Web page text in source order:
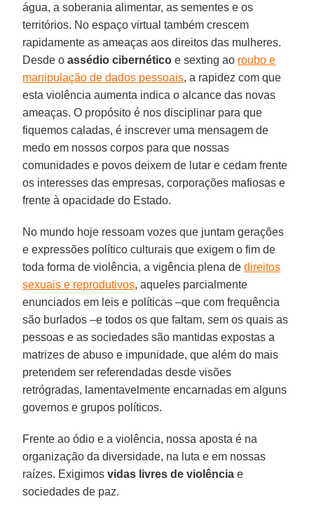
água, a soberania alimentar, as sementes e os
territórios. No espaço virtual também crescem
rapidamente as ameaças aos direitos das mulheres.
Desde oassédio cibernético e sexting ao roubo e
manipulação de dados pessoais, a rapidez com que
esta violência aumenta indica o alcance das novas
ameaças. O propósito é nos disciplinar para que
fiquemos caladas, é inscrever uma mensagem de
medo em nossos corpos para que nossas
comunidades e povos deixem de lutar e cedam frente
os interesses das empresas, corporações mafiosas e
frente à opacidade do Estado.
No mundo hoje ressoam vozes que juntam gerações
e expressões político culturais que exigem o fim de
toda forma de violência, a vigência plena dedireitos
sexuais e reprodutivos, aqueles parcialmente
enunciados em leis e políticas –que com frequência
são burlados –e todos os que faltam, sem os quais as
pessoas e as sociedades são mantidas expostas a
matrizes de abuso e impunidade, que além do mais
pretendem ser referendadas desde visões
retrógradas, lamentavelmente encarnadas em alguns
governos e grupos políticos.
Frente ao ódio e a violência, nossa aposta é na
organização da diversidade, na luta e em nossas
raízes. Exigimosvidas livres de violência e
sociedades de paz.